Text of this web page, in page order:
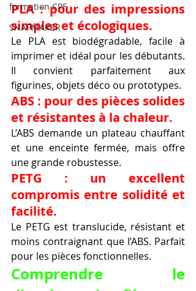
formation CPF
SNAPMAKER
PLA : pour des impressions
simples et écologiques.
Le PLA est biodégradable, facile à
imprimer et idéal pour les débutants.
Il convient parfaitement aux
figurines, objets déco ou prototypes.
ABS : pour des pièces solides
et résistantes à la chaleur.
L’ABS demande un plateau chauffant
et une enceinte fermée, mais offre
une grande robustesse.
PETG : un excellent
compromis entre solidité et
facilité.
Le PETG est translucide, résistant et
moins contraignant que l’ABS. Parfait
pour les pièces fonctionnelles.
Comprendre le